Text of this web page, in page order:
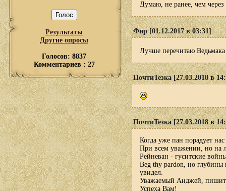
Результаты
Другие опросы
Голосов: 8837
Комментариев : 27
Думаю, не ранее, чем
Фир [01.12.2017 в 03:31]
Лучше перечитаю
ПочтиТезка [27.03.2018 в
ПочтиТезка [27.03.2018 в
Когда уже пан порадует
При всем уважении, но на
Рейневан - гуситские
Beg thy pardon, но глубины
увидел.
Уважаемый Анджей,
Успеха Вам!